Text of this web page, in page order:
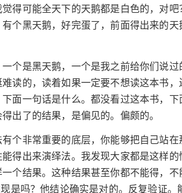
得可能全天下的天鹅都是白色的，对吧
个黑天鹅，好完蛋了，前面得出来的
个是黑天鹅，一个是我之前给你们说
读的，读着如果一定要不想读这本书，
面一句话是什么。都没看过这本书，
出了的结果，是偏见的。偏颇的。
个非常重要的底层，你能够把自己站在
得出来演绎法。我发现大家都是这样
个结果。这种结果甚至你都不能得，
是吗？他结论确实是对的。反复验证。